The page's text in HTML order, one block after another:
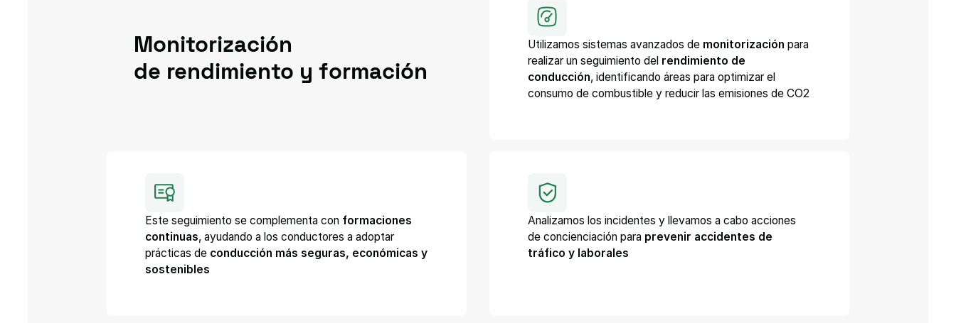
Monitorización
de rendimiento y formación
Utilizamos sistemas avanzados de monitorización para
realizar un seguimiento del rendimiento de
conducción, identificando áreas para optimizar el
consumo de combustible y reducir las emisiones de CO2
Este seguimiento se complementa con formaciones
continuas, ayudando a los conductores a adoptar
prácticas de conducción más seguras, económicas y
sostenibles
Analizamos los incidentes y llevamos a cabo acciones
de concienciación para prevenir accidentes de
tráfico y laborales